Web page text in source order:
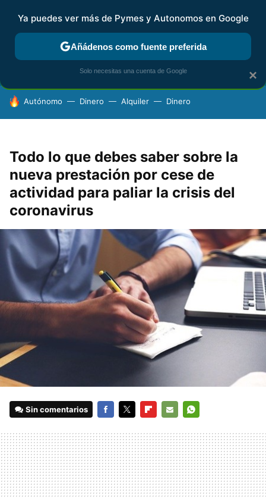
FISCALIDAD Y CONTABILIDAD KIT DIGITAL RENTA
HOY SE HABLA DE
Autónomo Dinero Alquiler Dinero
Todo lo que debes saber sobre la
nueva prestación por cese de
actividad para paliar la crisis del
coronavirus
Sin comentarios
MAIL
×
Ya puedes ver más de Pymes y Autonomos en Google
Añádenos como fuente preferida
Solo necesitas una cuenta de Google